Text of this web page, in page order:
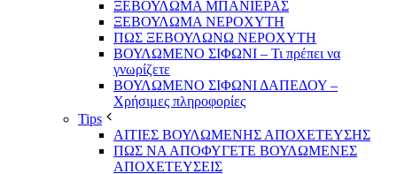
ΞΕΒΟΥΛΩΜΑ ΜΠΑΝΙΕΡΑΣ
ΞΕΒΟΥΛΩΜΑ ΝΕΡΟΧΥΤΗ
ΠΩΣ ΞΕΒΟΥΛΩΝΩ ΝΕΡΟΧΥΤΗ
ΒΟΥΛΩΜΕΝΟ ΣΙΦΩΝΙ – Τι πρέπει να
γνωρίζετε
ΒΟΥΛΩΜΕΝΟ ΣΙΦΩΝΙ ΔΑΠΕΔΟΥ –
Χρήσιμες πληροφορίες
Tips
ΑΙΤΙΕΣ ΒΟΥΛΩΜΕΝΗΣ ΑΠΟΧΕΤΕΥΣΗΣ
ΠΩΣ ΝΑ ΑΠΟΦΥΓΕΤΕ ΒΟΥΛΩΜΕΝΕΣ
ΑΠΟΧΕΤΕΥΣΕΙΣ